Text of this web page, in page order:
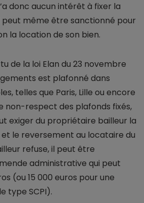
donc aucun intérêt à fixer la
même être sanctionné pour
la location de son bien.
de la loi Elan du 23 novembre
est plafonné dans
telles que Paris, Lille ou encore
non-respect des plafonds fixés,
exiger du propriétaire bailleur la
le reversement au locataire du
refuse, il peut être
administrative qui peut
(ou 15 000 euros pour une
type SCPI).